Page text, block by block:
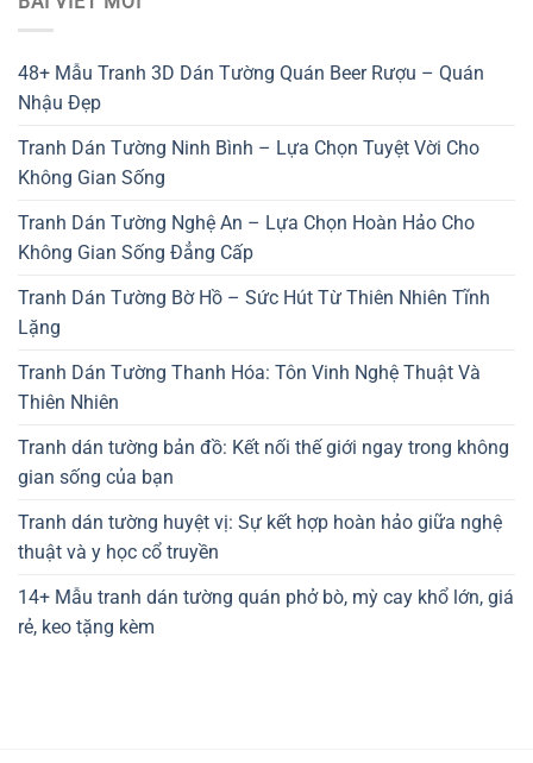
48+ Mẫu Tranh 3D Dán Tường Quán Beer Rượu – Quán
Nhậu Đẹp
Tranh Dán Tường Ninh Bình – Lựa Chọn Tuyệt Vời Cho
Không Gian Sống
Tranh Dán Tường Nghệ An – Lựa Chọn Hoàn Hảo Cho
Không Gian Sống Đẳng Cấp
Tranh Dán Tường Bờ Hồ – Sức Hút Từ Thiên Nhiên Tĩnh
Lặng
Tranh Dán Tường Thanh Hóa: Tôn Vinh Nghệ Thuật Và
Thiên Nhiên
Tranh dán tường bản đồ: Kết nối thế giới ngay trong không
gian sống của bạn
Tranh dán tường huyệt vị: Sự kết hợp hoàn hảo giữa nghệ
thuật và y học cổ truyền
14+ Mẫu tranh dán tường quán phở bò, mỳ cay khổ lớn, giá
rẻ, keo tặng kèm